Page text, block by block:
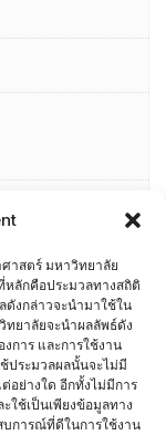
าสตร์ มหาวิทยาลัย
ลักคือประมวลทางสถิติ
งกล่าวจะนำมาใช้ใน
ทยาลัยจะนำผลลัพธ์ดัง
การ และการใช้งาน
ประมวลผลนั้นจะไม่มี
อย่างใด อีกทั้งไม่มีการ
ใช้เป็นเพียงข้อมูลทาง
บการณ์ที่ดีในการใช้งาน
รอบรมด้านพัฒนา
2562